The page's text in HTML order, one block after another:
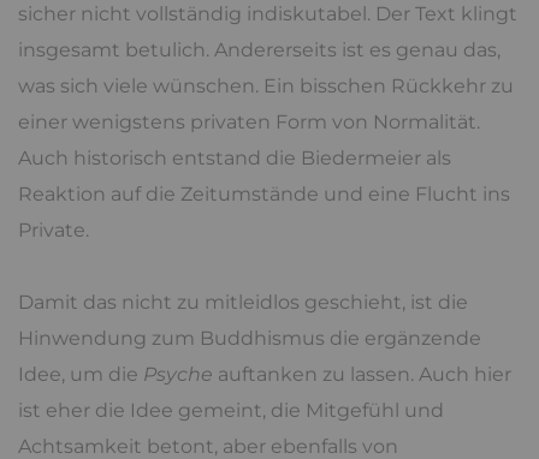
sicher nicht vollständig indiskutabel. Der Text klingt
insgesamt betulich. Andererseits ist es genau das,
was sich viele wünschen. Ein bisschen Rückkehr zu
einer wenigstens privaten Form von Normalität.
Auch historisch entstand die Biedermeier als
Reaktion auf die Zeitumstände und eine Flucht ins
Private.
Damit das nicht zu mitleidlos geschieht, ist die
Hinwendung zum Buddhismus die ergänzende
Idee, um die Psyche auftanken zu lassen. Auch hier
ist eher die Idee gemeint, die Mitgefühl und
Achtsamkeit betont, aber ebenfalls von